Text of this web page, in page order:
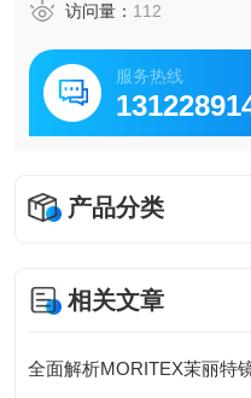
访问量： 112
服务热线
产品分类
相关文章